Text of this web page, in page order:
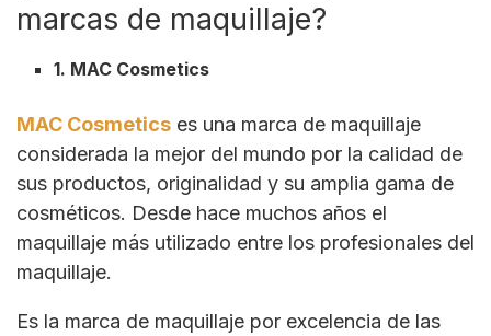
marcas de maquillaje?
1. MAC Cosmetics
MAC Cosmetics es una marca de maquillaje
considerada la mejor del mundo por la calidad de
sus productos, originalidad y su amplia gama de
cosméticos. Desde hace muchos años el
maquillaje más utilizado entre los profesionales del
maquillaje.
Es la marca de maquillaje por excelencia de las